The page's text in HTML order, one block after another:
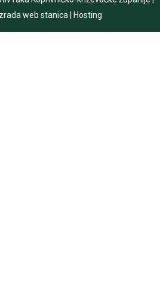
Izrada web stanica Hosting